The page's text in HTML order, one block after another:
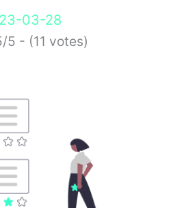
03-28
5 - (11 votes)